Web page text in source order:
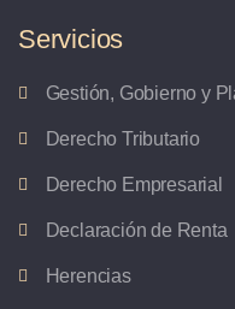
Servicios
Gestión, Gobierno y
Derecho Tributario
Derecho Empresarial
Declaración de Renta
Herencias